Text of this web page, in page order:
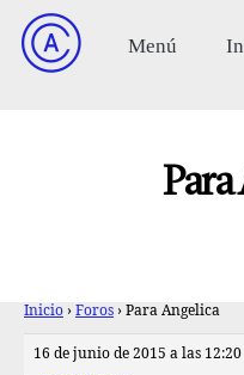
Para
Inicio › Foros › Para Angelica
16 de junio de 2015 a las 12:20